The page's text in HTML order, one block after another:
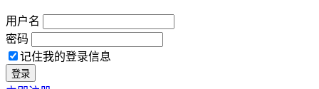
用户名
密码
记住我的登录信息